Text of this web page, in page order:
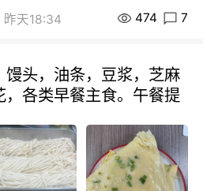
昨天18:34 474 7
馒头，油条，豆浆，芝麻
各类早餐主食。午餐提